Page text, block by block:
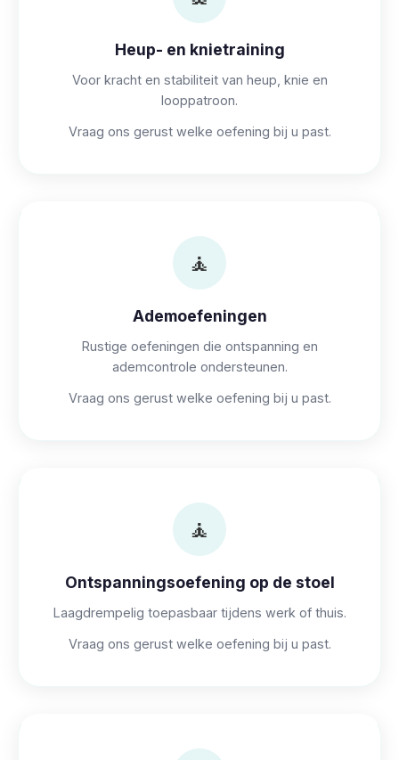
Heup- en knietraining
Voor kracht en stabiliteit van heup, knie en
looppatroon.
Vraag ons gerust welke oefening bij u past.
🧘
Ademoefeningen
Rustige oefeningen die ontspanning en
ademcontrole ondersteunen.
Vraag ons gerust welke oefening bij u past.
🧘
Ontspanningsoefening op de stoel
Laagdrempelig toepasbaar tijdens werk of thuis.
Vraag ons gerust welke oefening bij u past.